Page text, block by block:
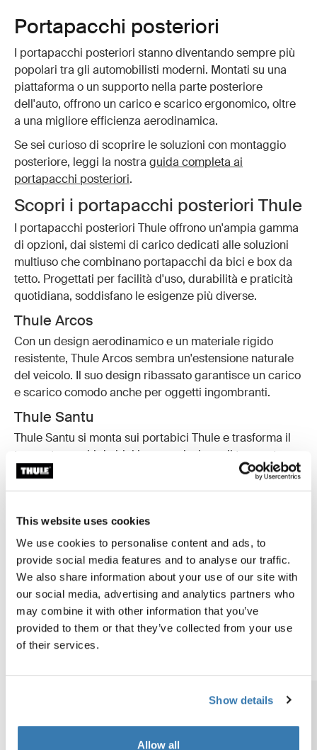
This website uses cookies
We use cookies to personalise content and ads, to
provide social media features and to analyse our traffic.
We also share information about your use of our site with
our social media, advertising and analytics partners who
may combine it with other information that you’ve
provided to them or that they’ve collected from your use
of their services.
Show details
Allow all
Portapacchi posteriori
I portapacchi posteriori stanno diventando sempre più
popolari tra gli automobilisti moderni. Montati su una
piattaforma o un supporto nella parte posteriore
dell'auto, offrono un carico e scarico ergonomico, oltre
a una migliore efficienza aerodinamica.
Se sei curioso di scoprire le soluzioni con montaggio
posteriore, leggi la nostra guida completa ai
portapacchi posteriori.
Scopri i portapacchi posteriori Thule
I portapacchi posteriori Thule offrono un'ampia gamma
di opzioni, dai sistemi di carico dedicati alle soluzioni
multiuso che combinano portapacchi da bici e box da
tetto. Progettati per facilità d'uso, durabilità e praticità
quotidiana, soddisfano le esigenze più diverse.
Thule Arcos
Con un design aerodinamico e un materiale rigido
resistente, Thule Arcos sembra un'estensione naturale
del veicolo. Il suo design ribassato garantisce un carico
e scarico comodo anche per oggetti ingombranti.
Thule Santu
Thule Santu si monta sui portabici Thule e trasforma il
tuo portapacchi da bici in una soluzione di trasporto
multiuso, permettendo il trasporto simultaneo di una
bici e di un box. Grazie alle sue funzionalità intelligenti,
semplice.
Thule Onto 2
Thule Onto 2 è un portapacchi con struttura morbida
progettato per l'accessibilità e lo stoccaggio
intelligente. Con caratteristiche come l'apertura
parziale e una struttura leggera e pieghevole, offre sia
un'ottima accessibilità che uno stoccaggio pratico.